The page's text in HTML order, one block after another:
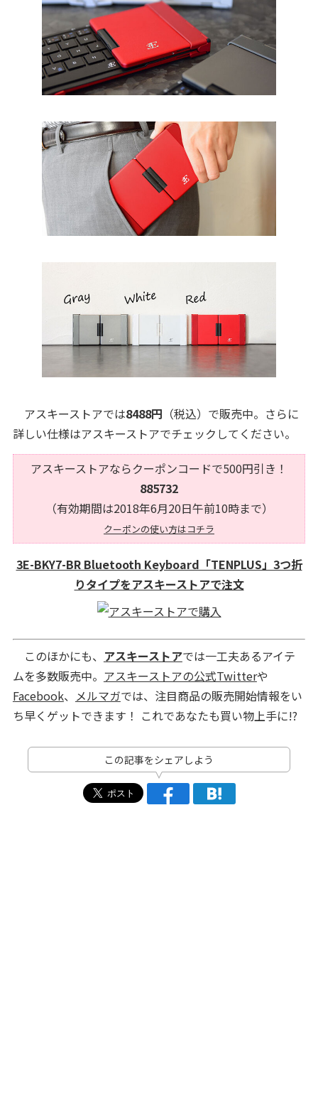
アスキーストアでは8488円 （税込）で販売中。さらに
詳しい仕様はアスキーストアでチェックしてください。
アスキーストアならクーポンコードで500円引き！
885732
（有効期間は2018年6月20日午前10時まで）
クーポンの使い方はコチラ
3E-BKY7-BR Bluetooth Keyboard「TENPLUS」3つ折
りタイプをアスキーストアで注文
このほかにも、 アスキーストアでは一工夫あるアイテ
ムを多数販売中。 アスキーストアの公式Twitterや
Facebook、 メルマガでは、注目商品の販売開始情報をい
ち早くゲットできます！ これであなたも買い物上手に!?
この記事をシェアしよう